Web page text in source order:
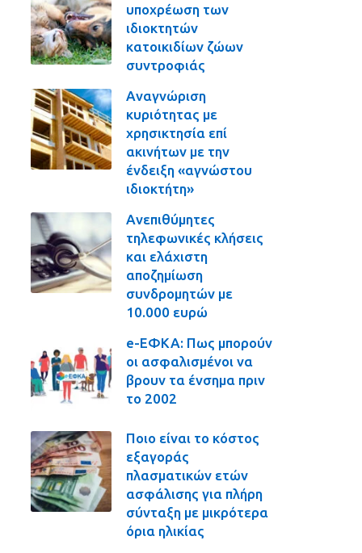
υποχρέωση των
ιδιοκτητών
κατοικιδίων ζώων
συντροφιάς
Αναγνώριση
κυριότητας με
χρησικτησία επί
ακινήτων με την
ένδειξη «αγνώστου
ιδιοκτήτη»
Ανεπιθύμητες
τηλεφωνικές κλήσεις
και ελάχιστη
αποζημίωση
συνδρομητών με
10.000 ευρώ
e-ΕΦΚΑ: Πως μπορούν
οι ασφαλισμένοι να
βρουν τα ένσημα πριν
το 2002
Ποιο είναι το κόστος
εξαγοράς
πλασματικών ετών
ασφάλισης για πλήρη
σύνταξη με μικρότερα
όρια ηλικίας